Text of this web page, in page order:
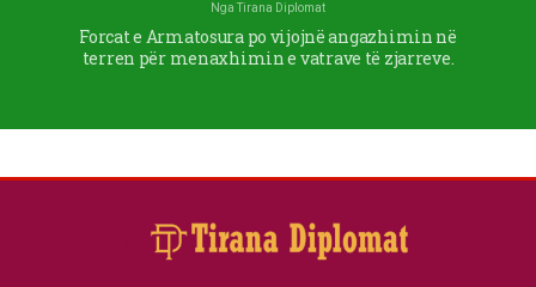
NgaTirana Diplomat
Forcat e Armatosura po vijojnë angazhimin në
terren për menaxhimin e vatrave të zjarreve.